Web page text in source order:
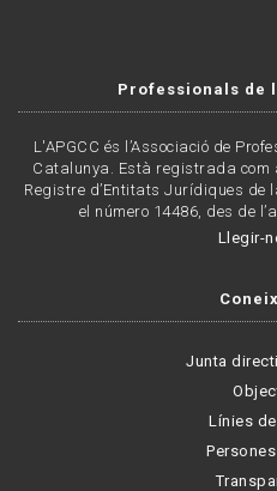
Professionals de
L'APGCC és l’Associació de
Catalunya. Està registrada com
Registre d’Entitats Jurídiques de
el número 14486, des de
Llegir-
Junta
Línies